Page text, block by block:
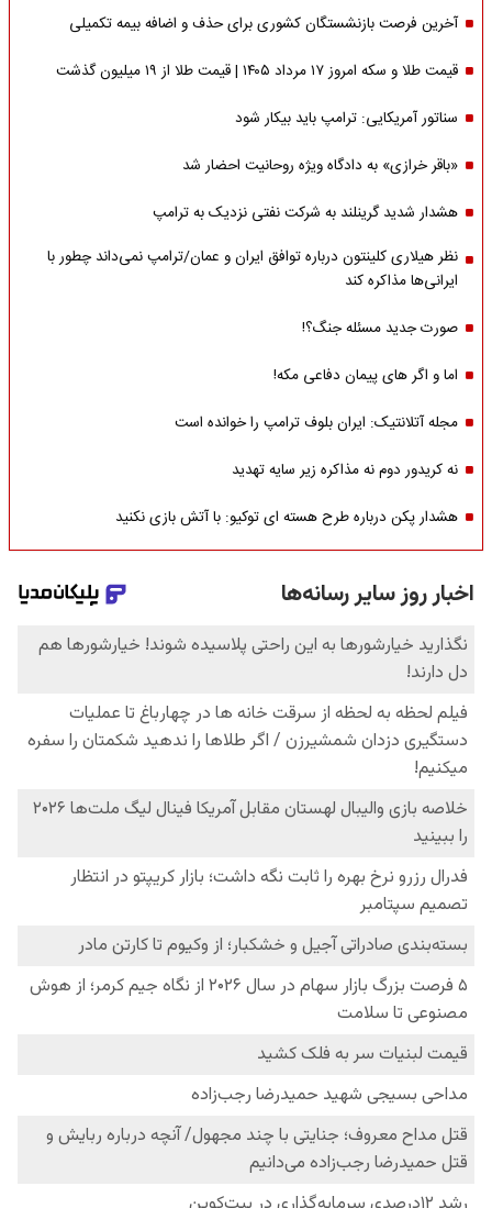
آخرین فرصت بازنشستگان کشوری برای حذف و اضافه بیمه تکمیلی
قیمت طلا و سکه امروز ۱۷ مرداد ۱۴۰۵ | قیمت طلا از ۱۹ میلیون گذشت
سناتور آمریکایی: ترامپ باید بیکار شود
«باقر خرازی» به دادگاه ویژه روحانیت احضار شد
هشدار شدید گرینلند به شرکت نفتی نزدیک به ترامپ
نظر هیلاری کلینتون درباره توافق ایران و عمان/ترامپ نمی‌داند چطور با
ایرانی‌ها مذاکره کند
صورت جدید مسئله جنگ؟!
اما و اگر های پیمان دفاعی مکه!
مجله آتلانتیک: ایران بلوف ترامپ را خوانده است
نه کریدور دوم نه مذاکره زیر سایه تهدید
هشدار پکن درباره طرح هسته ای توکیو: با آتش بازی نکنید